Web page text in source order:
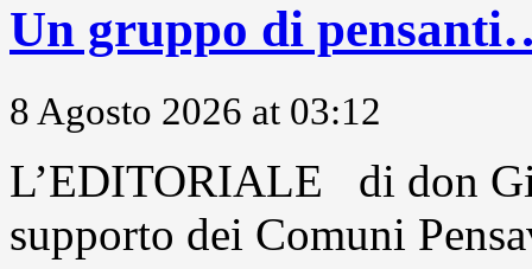
Un gruppo di
8 Agosto 2026 at 03:12
L’EDITORIALE di don
supporto dei Comuni